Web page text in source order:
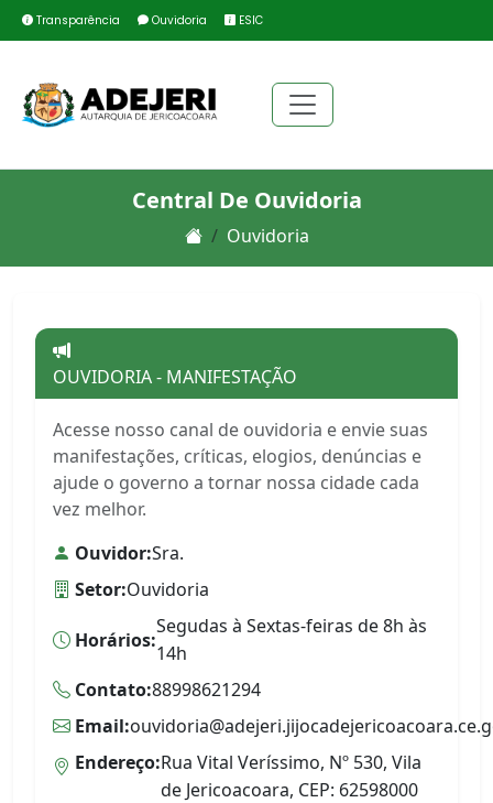
Transparência Ouvidoria ESIC
Central De Ouvidoria
Ouvidoria
OUVIDORIA - MANIFESTAÇÃO
Acesse nosso canal de ouvidoria e envie suas
manifestações, críticas, elogios, denúncias e
ajude o governo a tornar nossa cidade cada
vez melhor.
Ouvidor:Sra.
Setor:Ouvidoria
Horários:
Segudas à Sextas-feiras de 8h às
14h
Contato:88998621294
Email:
Endereço:Rua Vital Veríssimo, Nº 530, Vila
de Jericoacoara, CEP: 62598000